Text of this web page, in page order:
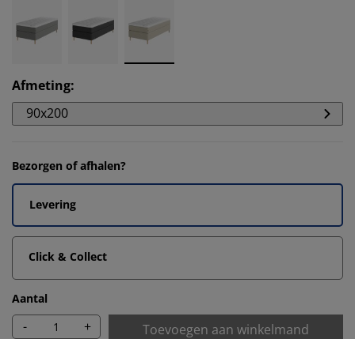
Afmeting:
90x200
Bezorgen of afhalen?
Levering
Click & Collect
Aantal
- + Toevoegen aan winkelmand